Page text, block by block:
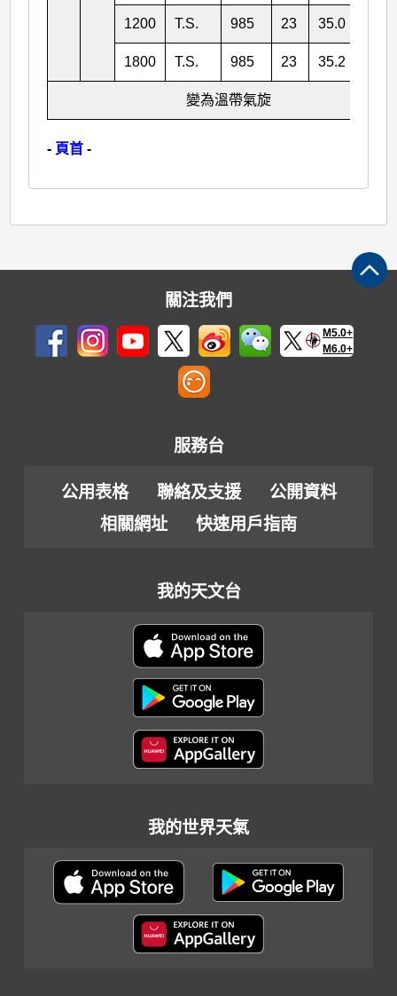
1200 T.S. 985 23 35.0
1800 T.S. 985 23 35.2
變為溫帶氣旋
- 頁首 -
關注我們
M5.0+
M6.0+
服務台
公用表格 聯絡及支援
公開資料
相關網址
快速用戶指南
我的天文台
我的世界天氣